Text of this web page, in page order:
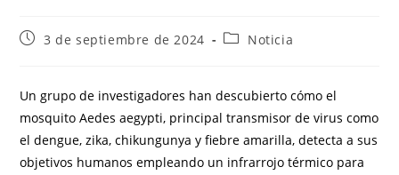
3 de septiembre de 2024 Noticia
Un grupo de investigadores han descubierto cómo el
mosquito Aedes aegypti, principal transmisor de virus como
el dengue, zika, chikungunya y fiebre amarilla, detecta a sus
objetivos humanos empleando un infrarrojo térmico para